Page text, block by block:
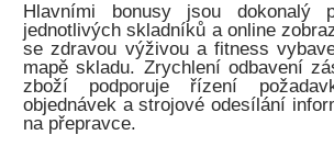
Hlavními bonusy jsou dokonalý
jednotlivých skladníků a online
se zdravou výživou a fitness
mapě skladu. Zrychlení odbavení
zboží podporuje řízení
objednávek a strojové odesílání
na přepravce.